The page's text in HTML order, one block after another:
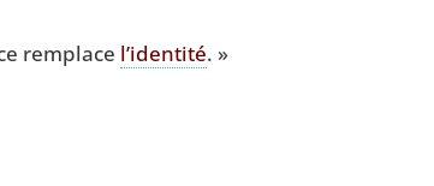
rem­place l’identité. »